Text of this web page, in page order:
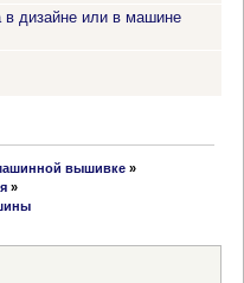
в дизайне или в машине
вышивке»
»